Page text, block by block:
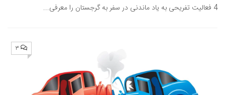
4 فعالیت تفریحی به یاد ماندنی در سفر به گرجستان را معرفی...
۳